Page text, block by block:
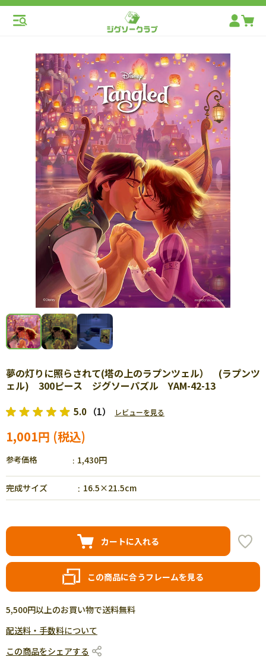
夢の灯りに照らされて(塔の上のラプンツェル） (ラプンツ
ェル) 300ピース ジグソーパズル YAM-42-13
5.0 （1） レビューを見る
1,001円
参考価格 1,430円
完成サイズ 16.5×21.5cm
カートに入れる
この商品に合うフレームを見る
5,500円以上のお買い物で送料無料
配送料・手数料について
この商品をシェアする